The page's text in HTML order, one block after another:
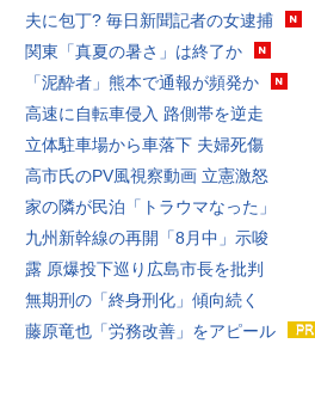
夫に包丁? 毎日新聞記者の女逮捕
関東「真夏の暑さ」は終了か
「泥酔者」熊本で通報が頻発か
高速に自転車侵入 路側帯を逆走
立体駐車場から車落下 夫婦死傷
高市氏のPV風視察動画 立憲激怒
家の隣が民泊「トラウマなった」
九州新幹線の再開「8月中」示唆
露 原爆投下巡り広島市長を批判
無期刑の「終身刑化」傾向続く
藤原竜也「労務改善」をアピール